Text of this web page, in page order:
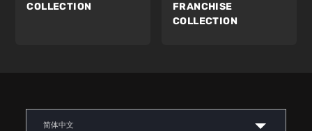
COLLECTION
FRANCHISE
COLLECTION
简体中文